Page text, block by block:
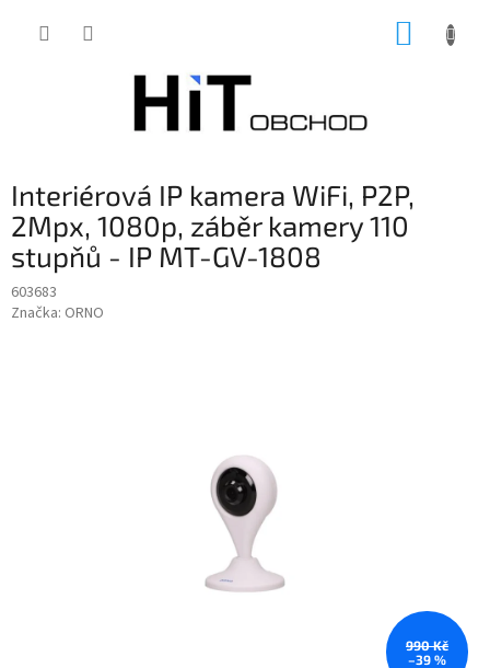
Interiérová IP kamera WiFi, P2P,
2Mpx, 1080p, záběr kamery 110
stupňů - IP MT-GV-1808
603683
Značka: ORNO
990 Kč
–39 %